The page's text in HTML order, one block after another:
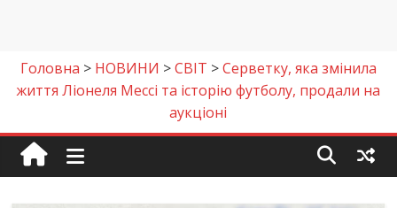
Головна > НОВИНИ >СВІТ >Серветку, яка змінила
життя Ліонеля Мессі та історію футболу, продали на
аукціоні